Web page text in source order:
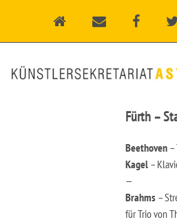
Fürth –
Beethoven –
Kagel –
—
Brahms –
für Trio von